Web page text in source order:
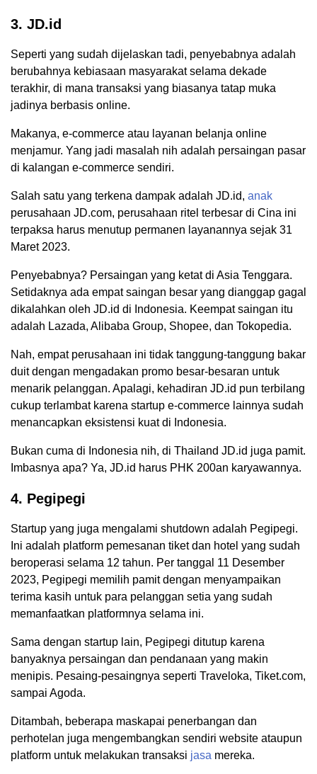
3. JD.id
Seperti yang sudah dijelaskan tadi, penyebabnya adalah
berubahnya kebiasaan masyarakat selama dekade
terakhir, di mana transaksi yang biasanya tatap muka
jadinya berbasis online.
Makanya, e-commerce atau layanan belanja online
menjamur. Yang jadi masalah nih adalah persaingan pasar
di kalangan e-commerce sendiri.
Salah satu yang terkena dampak adalah JD.id, anak
perusahaan JD.com, perusahaan ritel terbesar di Cina ini
terpaksa harus menutup permanen layanannya sejak 31
Maret 2023.
Penyebabnya? Persaingan yang ketat di Asia Tenggara.
Setidaknya ada empat saingan besar yang dianggap gagal
dikalahkan oleh JD.id di Indonesia. Keempat saingan itu
adalah Lazada, Alibaba Group, Shopee, dan Tokopedia.
Nah, empat perusahaan ini tidak tanggung-tanggung bakar
duit dengan mengadakan promo besar-besaran untuk
menarik pelanggan. Apalagi, kehadiran JD.id pun terbilang
cukup terlambat karena startup e-commerce lainnya sudah
menancapkan eksistensi kuat di Indonesia.
Bukan cuma di Indonesia nih, di Thailand JD.id juga pamit.
Imbasnya apa? Ya, JD.id harus PHK 200an karyawannya.
4. Pegipegi
Startup yang juga mengalami shutdown adalah Pegipegi.
Ini adalah platform pemesanan tiket dan hotel yang sudah
beroperasi selama 12 tahun. Per tanggal 11 Desember
2023, Pegipegi memilih pamit dengan menyampaikan
terima kasih untuk para pelanggan setia yang sudah
memanfaatkan platformnya selama ini.
Sama dengan startup lain, Pegipegi ditutup karena
banyaknya persaingan dan pendanaan yang makin
menipis. Pesaing-pesaingnya seperti Traveloka, Tiket.com,
sampai Agoda.
Ditambah, beberapa maskapai penerbangan dan
perhotelan juga mengembangkan sendiri website ataupun
platform untuk melakukan transaksi jasa mereka.